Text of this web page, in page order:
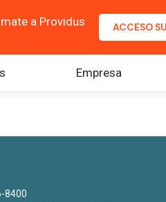
a Providus ACCESO
Empresa
8400